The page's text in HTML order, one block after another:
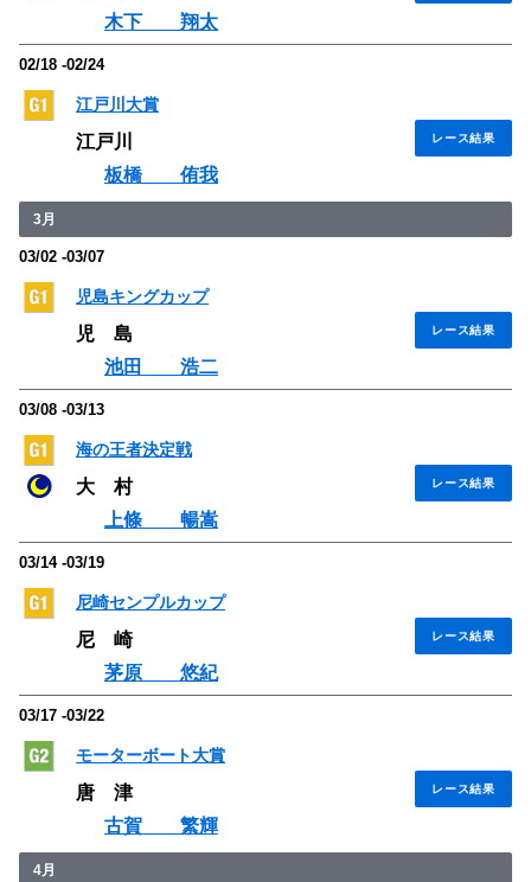
木下 翔太
02/18 -02/24
江戸川大賞
レース結果
江戸川
板橋 侑我
3月
03/02 -03/07
児島キングカップ
レース結果
児 島
池田 浩二
03/08 -03/13
海の王者決定戦
レース結果
大 村
上條 暢嵩
03/14 -03/19
尼崎センプルカップ
レース結果
尼 崎
茅原 悠紀
03/17 -03/22
モーターボート大賞
レース結果
唐 津
古賀 繁輝
4月